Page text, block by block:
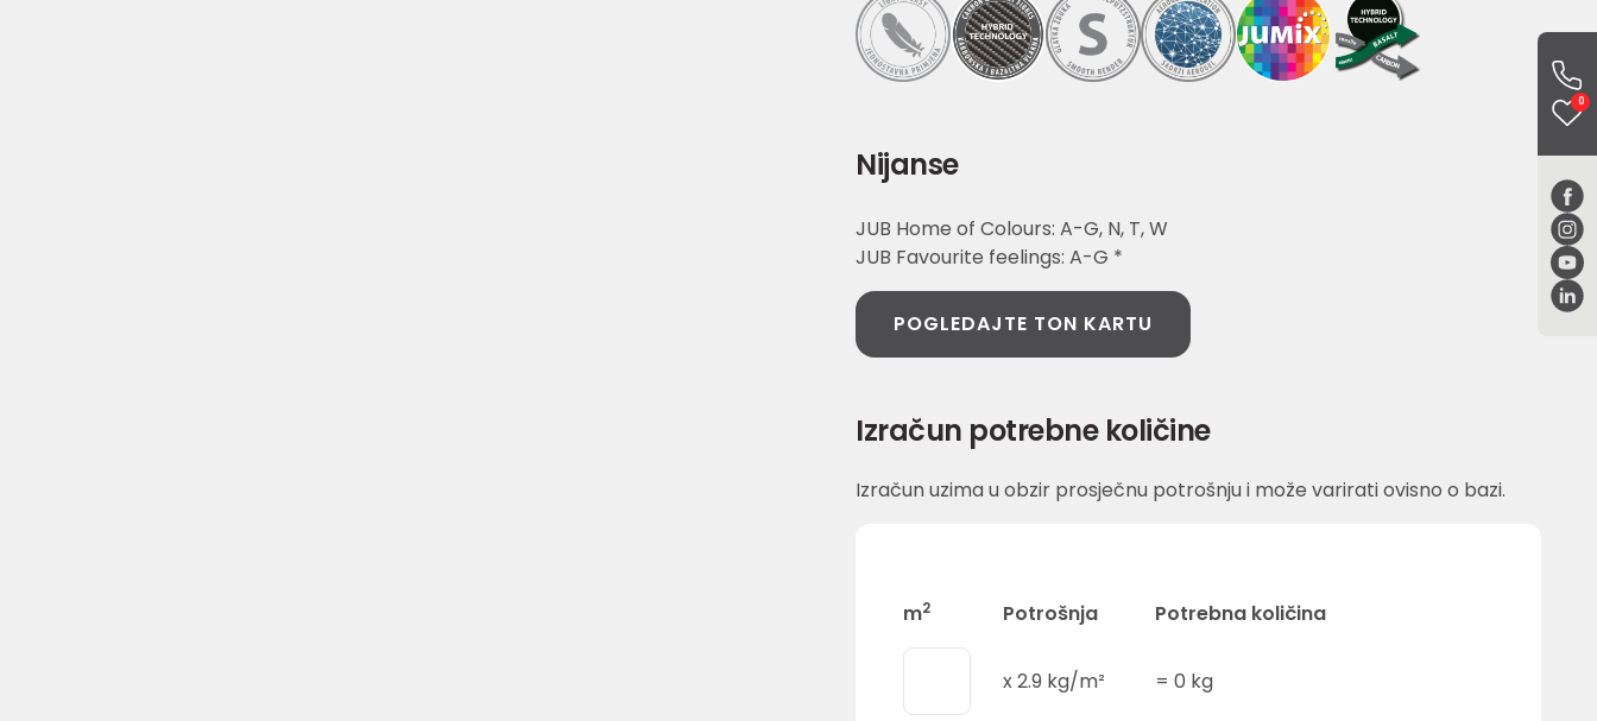
0
Nijanse
JUB Home of Colours: A-G, N, T, W
JUB Favourite feelings: A-G *
POGLEDAJTE TON KARTU
Izračun potrebne količine
Izračun uzima u obzir prosječnu potrošnju i može varirati ovisno o bazi.
m2 Potrošnja Potrebna količina
x2.9 kg/m² =0 kg